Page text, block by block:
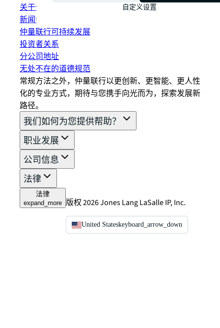
关于仲量联行
新闻中心
仲量联行可持续发展
投资者关系
分公司地址
无处不在的道德规范
常规方法之外，仲量联行以更创新、更智能、更人性
化的专业方式，期待与您携手向光而为，探索发展新
路径。
我们如何为您提供帮助？
职业发展
公司信息
法律
法律
expand_more 版权 2026 Jones Lang LaSalle IP, Inc.
United Stateskeyboard_arrow_down
自定义设置